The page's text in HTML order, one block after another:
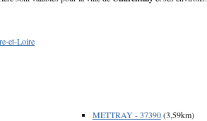
et-Loire
METTRAY - 37390(3,59km)